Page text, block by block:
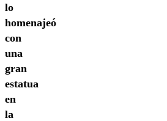
lo
homenajeó
con
una
gran
estatua
en
la